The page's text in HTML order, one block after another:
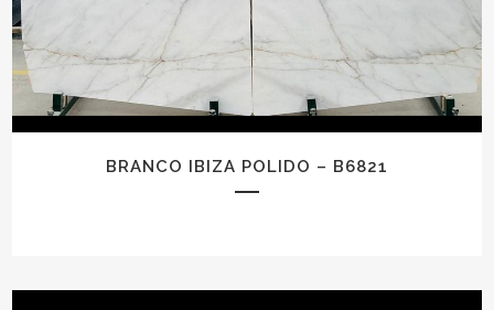
BRANCO IBIZA POLIDO – B6821